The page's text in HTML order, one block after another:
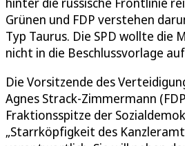
Grünen und FDP verstehen
Typ Taurus. Die SPD wollte die
nicht in die Beschlussvorlage
Die Vorsitzende des
Agnes Strack-Zimmermann
Fraktionsspitze der
„Starrköpfigkeit des